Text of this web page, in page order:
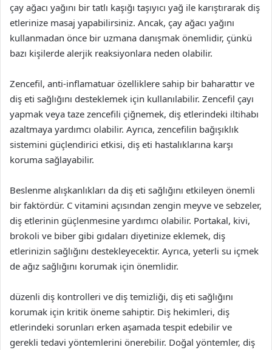
çay ağacı yağını bir tatlı kaşığı taşıyıcı yağ ile karıştırarak diş
etlerinize masaj yapabilirsiniz. Ancak, çay ağacı yağını
kullanmadan önce bir uzmana danışmak önemlidir, çünkü
bazı kişilerde alerjik reaksiyonlara neden olabilir.
Zencefil, anti-inflamatuar özelliklere sahip bir baharattır ve
diş eti sağlığını desteklemek için kullanılabilir. Zencefil çayı
yapmak veya taze zencefili çiğnemek, diş etlerindeki iltihabı
azaltmaya yardımcı olabilir. Ayrıca, zencefilin bağışıklık
sistemini güçlendirici etkisi, diş eti hastalıklarına karşı
koruma sağlayabilir.
Beslenme alışkanlıkları da diş eti sağlığını etkileyen önemli
bir faktördür. C vitamini açısından zengin meyve ve sebzeler,
diş etlerinin güçlenmesine yardımcı olabilir. Portakal, kivi,
brokoli ve biber gibi gıdaları diyetinize eklemek, diş
etlerinizin sağlığını destekleyecektir. Ayrıca, yeterli su içmek
de ağız sağlığını korumak için önemlidir.
düzenli diş kontrolleri ve diş temizliği, diş eti sağlığını
korumak için kritik öneme sahiptir. Diş hekimleri, diş
etlerindeki sorunları erken aşamada tespit edebilir ve
gerekli tedavi yöntemlerini önerebilir. Doğal yöntemler, diş